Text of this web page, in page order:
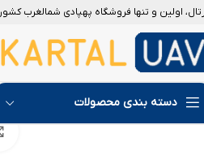
اولین و تنها فروشگاه پهپادی شمالغرب کشور
دسته بندی محصولات